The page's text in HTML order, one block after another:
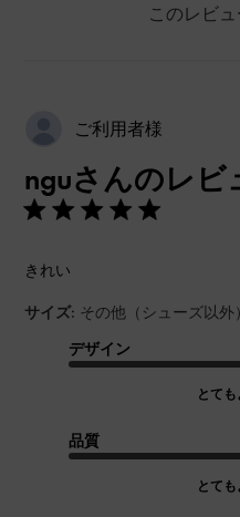
このレビ
ご利用者様
nguさんのレビ
きれい
サイズ: その他（シューズ以外）
デザイン
とて
品質
とて